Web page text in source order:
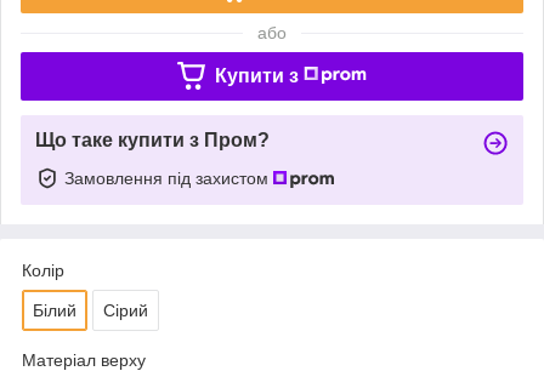
або
Купити з
Що таке купити з Пром?
Замовлення під захистом
Колір
Білий Сірий
Матеріал верху